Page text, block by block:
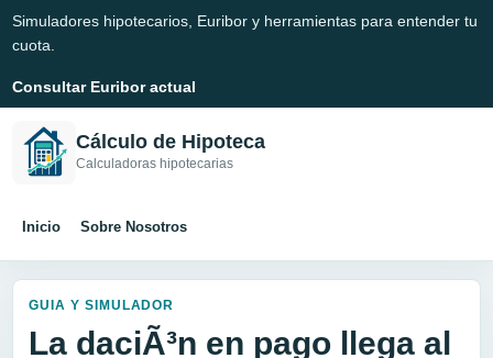
Simuladores hipotecarios, Euribor y herramientas para entender tu
cuota.
Consultar Euribor actual
Cálculo de Hipoteca
Calculadoras hipotecarias
Inicio Sobre Nosotros
GUIA Y SIMULADOR
La daciÃ³n en pago llega al